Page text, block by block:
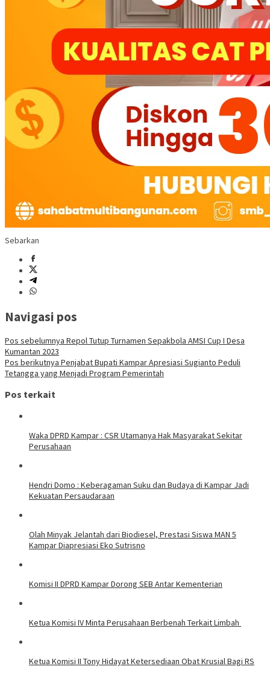
Sebarkan
Navigasi pos
Pos sebelumnya Repol Tutup Turnamen Sepakbola AMSI Cup I Desa
Kumantan 2023
Pos berikutnya Penjabat Bupati Kampar Apresiasi Sugianto Peduli
Tetangga yang Menjadi Program Pemerintah
Pos terkait
Waka DPRD Kampar : CSR Utamanya Hak Masyarakat Sekitar
Perusahaan
Hendri Domo : Keberagaman Suku dan Budaya di Kampar Jadi
Kekuatan Persaudaraan
Olah Minyak Jelantah dari Biodiesel, Prestasi Siswa MAN 5
Kampar Diapresiasi Eko Sutrisno
Komisi II DPRD Kampar Dorong SEB Antar Kementerian
Ketua Komisi IV Minta Perusahaan Berbenah Terkait Limbah
Ketua Komisi II Tony Hidayat Ketersediaan Obat Krusial Bagi RS